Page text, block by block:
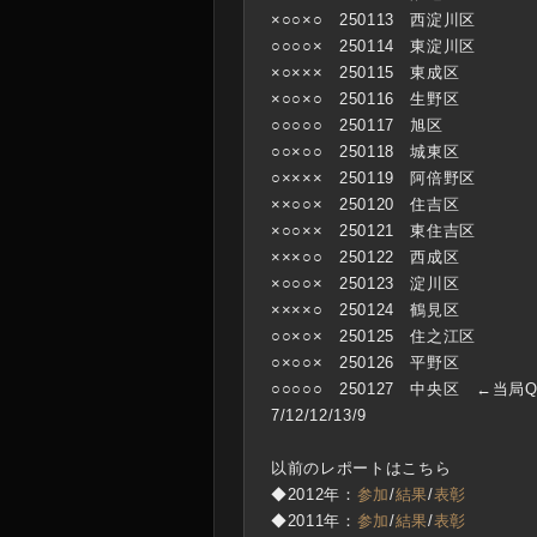
×○○×○ 250113 西淀川区
○○○○× 250114 東淀川区
×○××× 250115 東成区
×○○×○ 250116 生野区
○ ○○○○ 250117 旭区
○○×○○ 250118 城東区
○×××× 250119 阿倍野区
××○○× 250120 住吉区
×○○×× 250121 東住吉区
×××○○ 250122 西成区
×○○○× 250123 淀川区
××××○ 250124 鶴見区
○○×○× 250125 住之江区
○×○○× 250126 平野区
○○○○○ 250127 中央区 ←当局
7/12/12/13/9
以前のレポートはこちら
◆2012年： 参加/結果/表彰
◆2011年： 参加/結果/表彰